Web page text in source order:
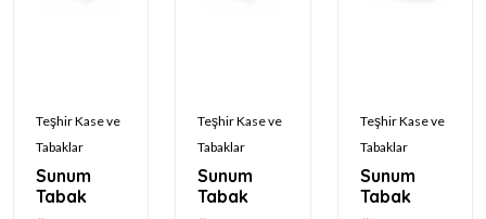
Teşhir Kase ve
Tabaklar
Sunum
Tabak
Teşhir Kase ve
Tabaklar
Sunum
Tabak
Teşhir Kase ve
Tabaklar
Sunum
Tabak